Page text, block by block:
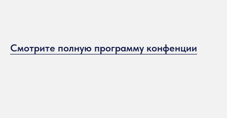
Смотрите полную программу конфенции